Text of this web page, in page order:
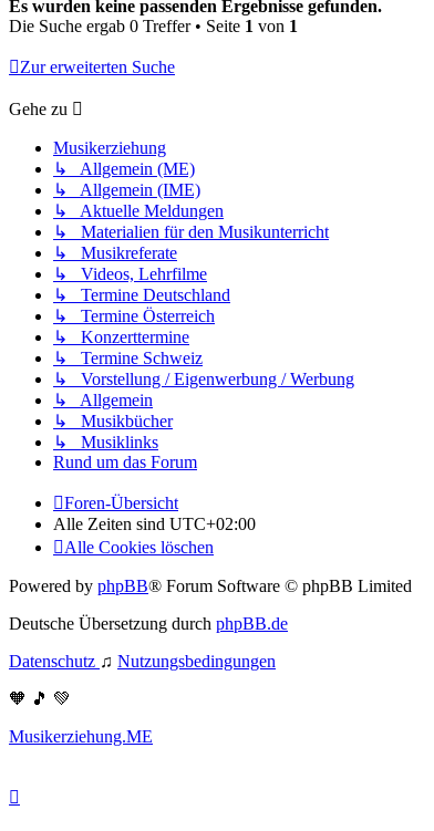
Es wurden keine passenden Ergebnisse gefunden.
Die Suche ergab 0 Treffer • Seite 1 von 1
Zur erweiterten Suche
Gehe zu
Musikerziehung
↳ Allgemein (ME)
↳ Allgemein (IME)
↳ Aktuelle Meldungen
↳ Materialien für den Musikunterricht
↳ Musikreferate
↳ Videos, Lehrfilme
↳ Termine Deutschland
↳ Termine Österreich
↳ Konzerttermine
↳ Termine Schweiz
↳ Vorstellung / Eigenwerbung / Werbung
↳ Allgemein
↳ Musikbücher
↳ Musiklinks
Rund um das Forum
Foren-Übersicht
Alle Zeiten sind UTC+02:00
Alle Cookies löschen
Powered by phpBB® Forum Software © phpBB Limited
Deutsche Übersetzung durch phpBB.de
Datenschutz ♫ Nutzungsbedingungen
🧡 🎵 💚
Musikerziehung.ME